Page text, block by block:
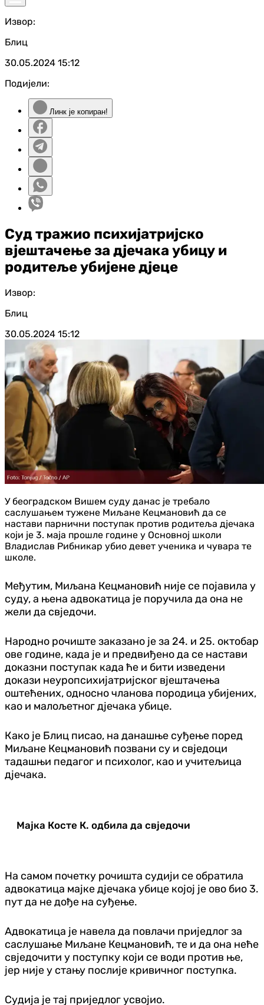
Извор:
Блиц
30.05.2024 15:12
Подијели:
Линк је копиран!
Суд тражио психијатријско
вјештачење за дјечака убицу и
родитеље убијене дјеце
Извор:
Блиц
30.05.2024 15:12
У београдском Вишем суду данас је требало
саслушањем тужене Миљане Кецмановић да се
настави парнични поступак против родитеља дјечака
који је 3. маја прошле године у Основној школи
Владислав Рибникар убио девет ученика и чувара те
школе.
Међутим, Миљана Кецмановић није се појавила у
суду, а њена адвокатица је поручила да она не
жели да свједочи.
Народно рочиште заказано је за 24. и 25. октобар
ове године, када је и предвиђено да се настави
доказни поступак када ће и бити изведени
докази неуропсихијатријског вјештачења
оштећених, односно чланова породица убијених,
као и малољетног дјечака убице.
Како је Блиц писао, на данашње суђење поред
Миљане Кецмановић позвани су и свједоци
тадашњи педагог и психолог, као и учитељица
дјечака.
Мајка Косте К. одбила да свједочи
На самом почетку рочишта судији се обратила
адвокатица мајке дјечака убице којој је ово био 3.
пут да не дође на суђење.
Адвокатица је навела да повлачи приједлог за
саслушање Миљане Кецмановић, те и да она неће
свједочити у поступку који се води против ње,
јер није у стању послије кривичног поступка.
Судија је тај приједлог усвојио.